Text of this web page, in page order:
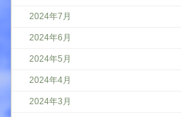
2024年7月
2024年6月
2024年5月
2024年4月
2024年3月